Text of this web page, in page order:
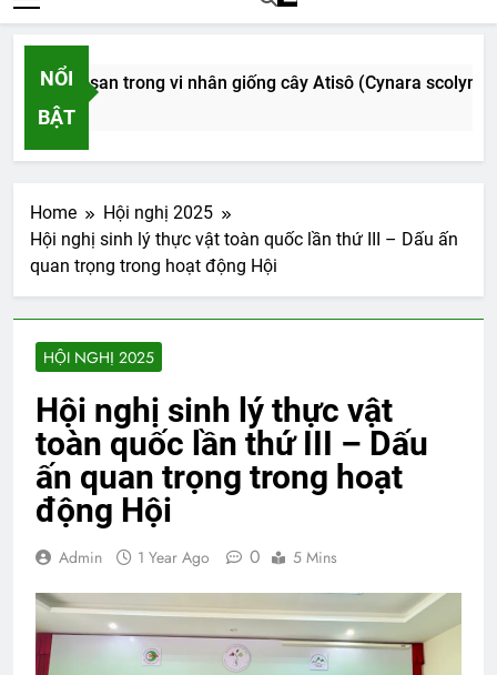
NỔI
BẬT
trong vi nhân giống cây Atisô (Cynara scolymus
Home
Hội nghị 2025
Hội nghị sinh lý thực vật toàn quốc lần thứ III – Dấu ấn
quan trọng trong hoạt động Hội
HỘI NGHỊ 2025
Hội nghị sinh lý thực vật
toàn quốc lần thứ III – Dấu
ấn quan trọng trong hoạt
động Hội
Admin 1 Year Ago 0 5 Mins